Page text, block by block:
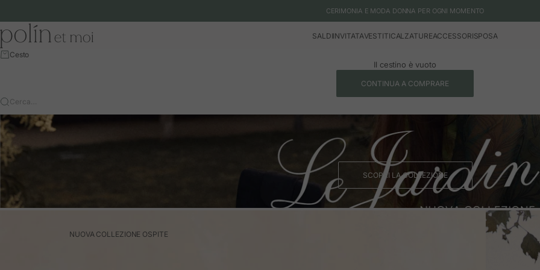
CERIMONIA E MODA DONNA PER OGNI MOMENTO
Polín et moi - EU
SALDIINVITATAVESTITICALZATUREACCESSORISPOSA
Cesto
Il cestino è vuoto
CONTINUA A COMPRARE
Cerca…
SCOPRI LA COLLEZIONE
NUOVA COLLEZIONE OSPITE